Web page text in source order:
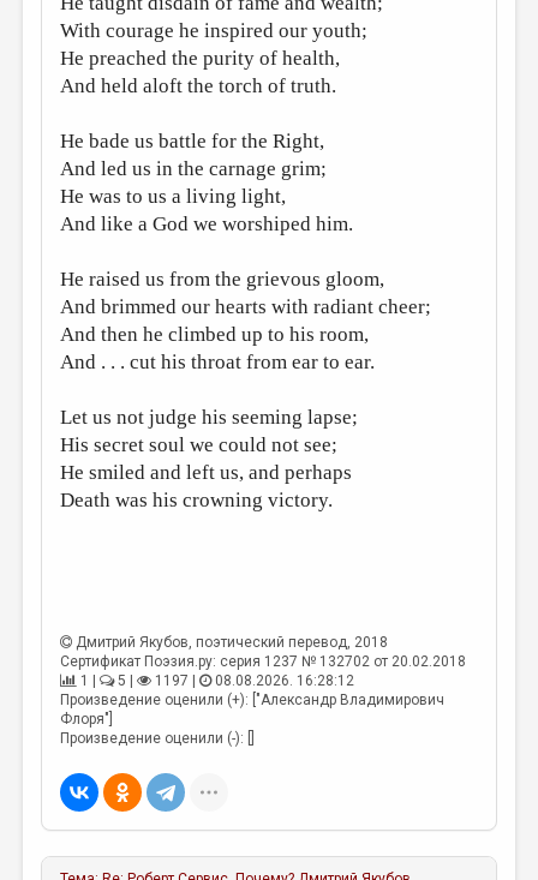
РЕЦЕНЗИРОВАНИЕ
ЦИКЛЫ ПУБЛИКАЦИЙ
МЕДИА
ВКОНТАКТЕ
With courage he inspired our youth;
He preached the purity of health,
And held aloft the torch of truth.
He bade us battle for the Right,
And led us in the carnage grim;
He was to us a living light,
And like a God we worshiped him.
He raised us from the grievous gloom,
And brimmed our hearts with radiant cheer;
And then he climbed up to his room,
And . . . cut his throat from ear to ear.
Let us not judge his seeming lapse;
His secret soul we could not see;
He smiled and left us, and perhaps
Death was his crowning victory.
Дмитрий Якубов, поэтический перевод, 2018
Сертификат Поэзия.ру: серия 1237 № 132702 от 20.02.2018
1 |
5 | 1197 |
08.08.2026. 16:28:12
Произведение оценили (+): ["Александр Владимирович
Флоря"]
Произведение оценили (-): []